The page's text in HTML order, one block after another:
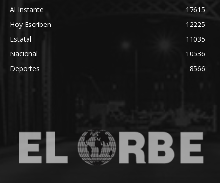
Al Instante
17615
Hoy Escriben
12225
Estatal
11035
Nacional
10536
Deportes
8566